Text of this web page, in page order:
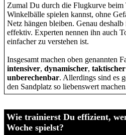
Zumal Du durch die Flugkurve beim
Winkelbälle spielen kannst, ohne
Netz hängen bleiben. Genau deshalb
effektiv. Experten nennen ihn auch
einfacher zu verstehen ist.
Insgesamt machen oben genannten
intensiver, dynamischer, taktischer
unberechenbar. Allerdings sind es
den Sandplatz so liebenswert
Wie trainierst Du effizient,
Woche spielst?